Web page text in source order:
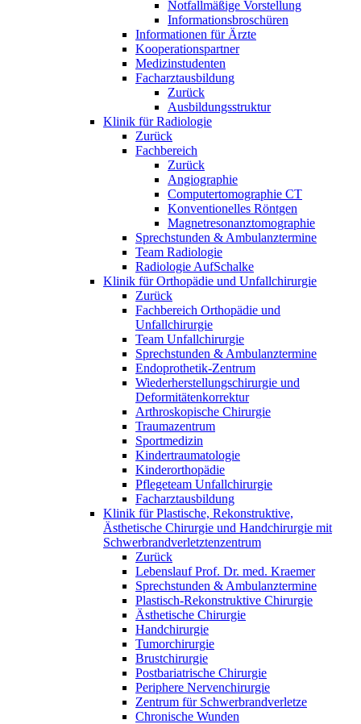
Notfallmäßige Vorstellung
Informationsbroschüren
Informationen für Ärzte
Kooperationspartner
Medizinstudenten
Facharztausbildung
Zurück
Ausbildungsstruktur
Klinik für Radiologie
Zurück
Fachbereich
Zurück
Angiographie
Computertomographie CT
Konventionelles Röntgen
Magnetresonanztomographie
Sprechstunden & Ambulanztermine
Team Radiologie
Radiologie AufSchalke
Klinik für Orthopädie und Unfallchirurgie
Zurück
Fachbereich Orthopädie und
Unfallchirurgie
Team Unfallchirurgie
Sprechstunden & Ambulanztermine
Endoprothetik-Zentrum
Wiederherstellungschirurgie und
Deformitätenkorrektur
Arthroskopische Chirurgie
Traumazentrum
Sportmedizin
Kindertraumatologie
Kinderorthopädie
Pflegeteam Unfallchirurgie
Facharztausbildung
Klinik für Plastische, Rekonstruktive,
Ästhetische Chirurgie und Handchirurgie mit
Schwerbrandverletztenzentrum
Zurück
Lebenslauf Prof. Dr. med. Kraemer
Sprechstunden & Ambulanztermine
Plastisch-Rekonstruktive Chirurgie
Ästhetische Chirurgie
Handchirurgie
Tumorchirurgie
Brustchirurgie
Postbariatrische Chirurgie
Periphere Nervenchirurgie
Zentrum für Schwerbrandverletze
Chronische Wunden